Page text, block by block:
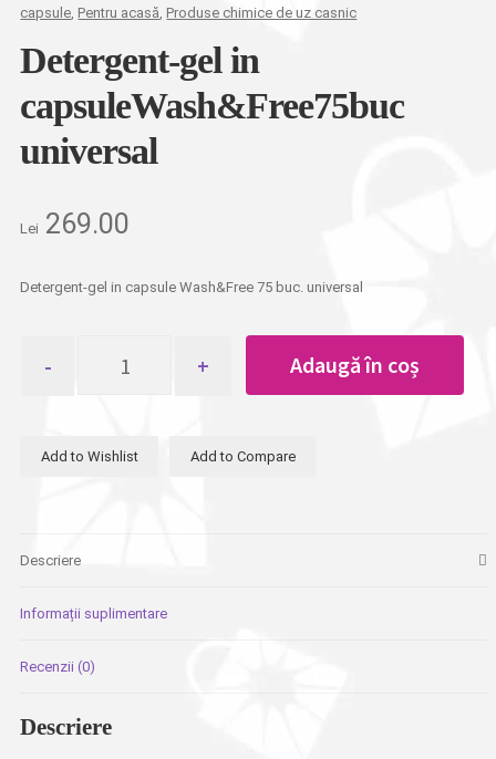
capsule, Pentru acasă, Produse chimice de uz casnic
Detergent-gel in
capsuleWash&Free75buc
universal
Lei 269.00
Detergent-gel in capsule Wash&Free 75 buc. universal
Detergent-
universal
Adaugă în coș
Add to Wishlist Add to Compare
Descriere
Informații suplimentare
Recenzii (0)
Descriere